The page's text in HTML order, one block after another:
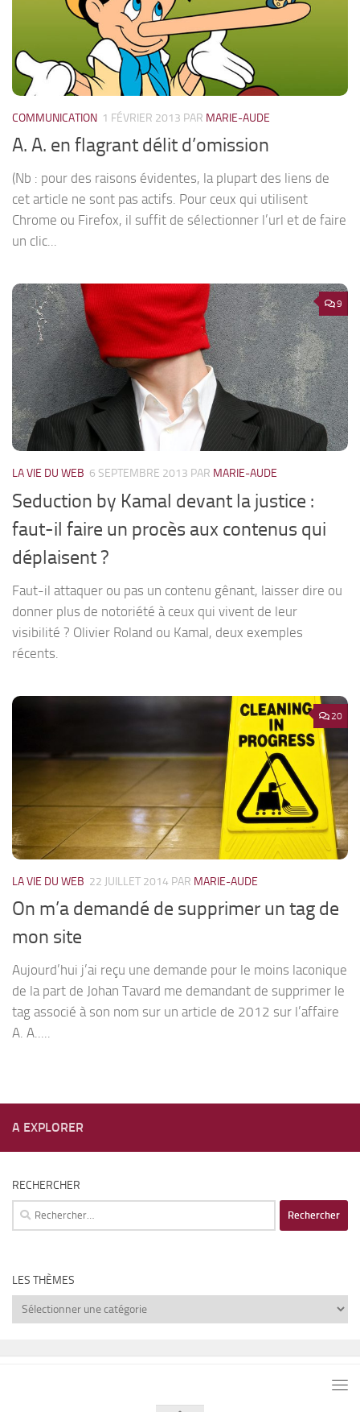
COMMUNICATION 1 FÉVRIER 2013 PAR MARIE-AUDE
A. A. en flagrant délit d’omission
(Nb : pour des raisons évidentes, la plupart des liens de
cet article ne sont pas actifs. Pour ceux qui utilisent
Chrome ou Firefox, il suffit de sélectionner l’url et de faire
un clic...
9
LA VIE DU WEB 6 SEPTEMBRE 2013 PAR MARIE-AUDE
Seduction by Kamal devant la justice :
faut-il faire un procès aux contenus qui
déplaisent ?
Faut-il attaquer ou pas un contenu gênant, laisser dire ou
donner plus de notoriété à ceux qui vivent de leur
visibilité ? Olivier Roland ou Kamal, deux exemples
récents.
20
LA VIE DU WEB 22 JUILLET 2014 PAR MARIE-AUDE
On m’a demandé de supprimer un tag de
mon site
Aujourd’hui j’ai reçu une demande pour le moins laconique
de la part de Johan Tavard me demandant de supprimer le
tag associé à son nom sur un article de 2012 sur l’affaire
A. A.....
A EXPLORER
RECHERCHER
Rechercher :
LES THÈMES
Les
thèmes